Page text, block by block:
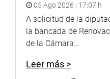
05 Ago 2026 | 17:07 h
A solicitud de la
la bancada de
de la Cámara...
Leer más >